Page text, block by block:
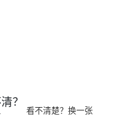
看不清楚？换一张